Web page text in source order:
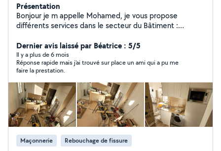
Présentation
Bonjour je m appelle Mohamed, je vous propose
différents services dans le secteur du Bâtiment :
Chauffage, Electricité, Génie Climatique, Montage des
meubles, Pose de Cuisine et Salle de Bain / WC,
Couverture -Toiture / Dépannage multi services . Tous
les services pour réussir votre projet. Zéro sept
/52/19/30/20
Dernier avis laissé par Béatrice : 5/5
Il y a plus de 6 mois
Réponse rapide mais j'ai trouvé sur place un ami qui a pu me
faire la prestation.
Maçonnerie Rebouchage de fissure